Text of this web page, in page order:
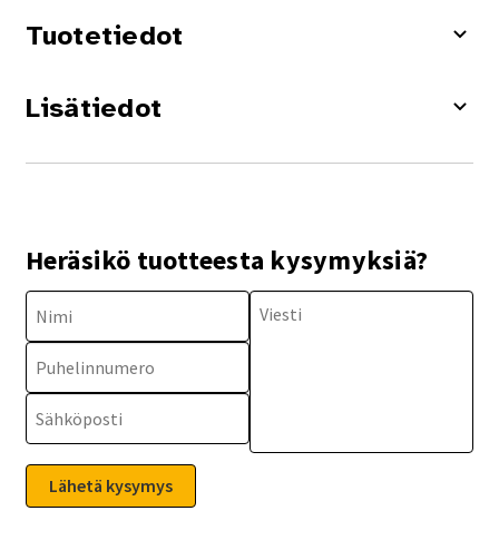
Tuotetiedot
Lisätiedot
Heräsikö tuotteesta kysymyksiä?